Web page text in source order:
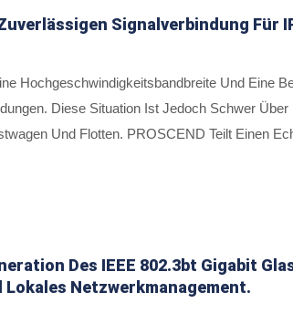
Signalverbindung Für
Hochgeschwindigkeitsbandbreite Und Eine
Diese Situation Ist Jedoch Schwer
Und Flotten. PROSCEND Teilt Einen
Des IEEE 802.3bt Gigabit
Netzwerkmanagement.